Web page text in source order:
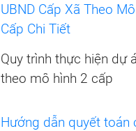
UBND Cấp Xã Theo
Cấp Chi Tiết
Quy trình thực hiện dự
theo mô hình 2 cấp
Hướng dẫn quyết toán